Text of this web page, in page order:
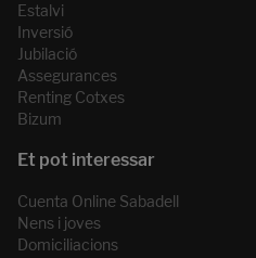
Estalvi
Inversió
Jubilació
Assegurances
Renting Cotxes
Bizum
Cuenta Online Sabadell
Nens i joves
Domiciliacions